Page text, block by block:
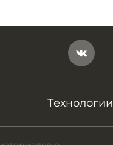
Технологии